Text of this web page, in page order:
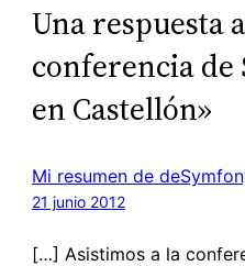
Una respuesta
conferencia de
en Castellón»
Mi resumen de
21 junio 2012
[…] Asistimos a la